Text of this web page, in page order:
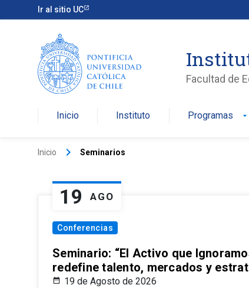
Ir al sitio UC
Facultad de
Inicio Instituto Programas arrow_drop_down
Inicio keyboard_arrow_right Seminarios
19 AGO
Conferencias
Seminario: “El Activo que
redefine talento, mercados y
19 de Agosto de 2026